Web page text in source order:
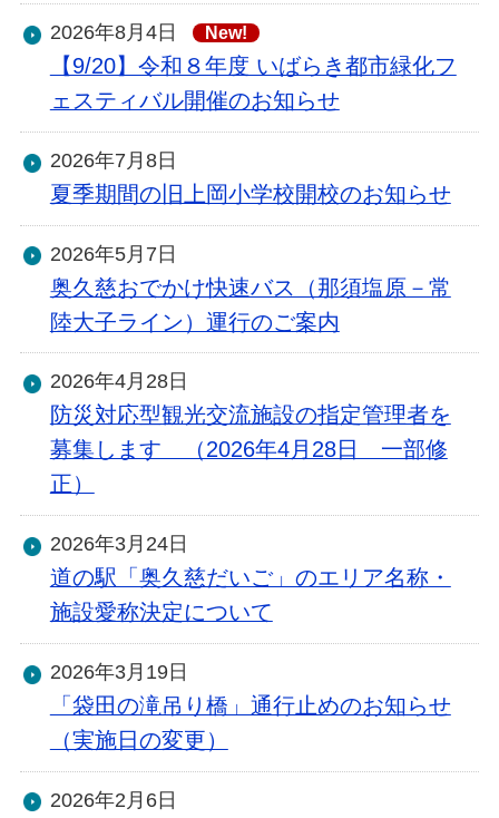
2026年8月4日 New!
【9/20】令和８年度 いばらき都市緑化フ
ェスティバル開催のお知らせ
2026年7月8日
夏季期間の旧上岡小学校開校のお知らせ
2026年5月7日
奥久慈おでかけ快速バス（那須塩原－常
陸大子ライン）運行のご案内
2026年4月28日
防災対応型観光交流施設の指定管理者を
募集します （2026年4月28日 一部修
正）
2026年3月24日
道の駅「奥久慈だいご」のエリア名称・
施設愛称決定について
2026年3月19日
「袋田の滝吊り橋」通行止めのお知らせ
（実施日の変更）
2026年2月6日